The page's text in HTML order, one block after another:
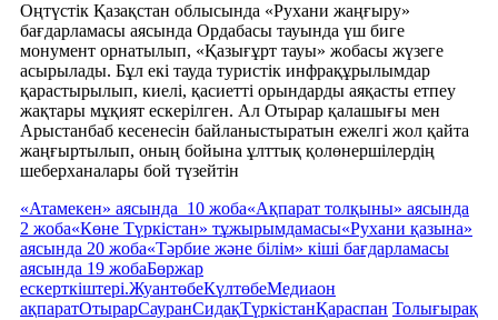
Оңтүстік Қазақстан облысында «Рухани жаңғыру»
бағдарламасы аясында Ордабасы тауында үш биге
монумент орнатылып, «Қазығұрт тауы» жобасы жүзеге
асырылады. Бұл екі тауда туристік инфрақұрылымдар
қарастырылып, киелі, қасиетті орындарды аяқасты етпеу
жақтары мұқият ескерілген. Ал Отырар қалашығы мен
Арыстанбаб кесенесін байланыстыратын ежелгі жол қайта
жаңғыртылып, оның бойына ұлттық қолөнершілердің
шеберханалары бой түзейтін
«Атамекен» аясында 10 жоба«Ақпарат толқыны» аясында
2 жоба«Көне Түркістан» тұжырымдамасы«Рухани қазына»
аясында 20 жоба«Тәрбие және білім» кіші бағдарламасы
аясында 19 жобаБөржар
ескерткіштері.ЖуантөбеКүлтөбеМедиаон
ақпаратОтырарСауранСидақТүркістанҚараспан Толығырақ